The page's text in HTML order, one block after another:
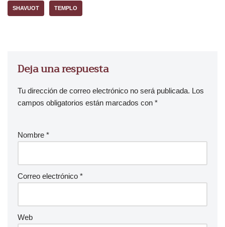
SHAVUOT TEMPLO
Deja una respuesta
Tu dirección de correo electrónico no será publicada. Los
campos obligatorios están marcados con *
Nombre *
Correo electrónico *
Web